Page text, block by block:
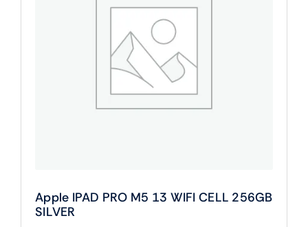
cantidad
Apple IPAD PRO M5 13 WIFI CELL 256GB
SILVER